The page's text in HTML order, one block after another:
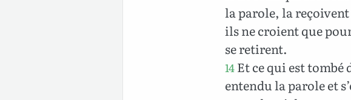
la parole, la reçoivent
ils ne croient que
se retirent.
14Et ce qui est tombé
entendu la parole et